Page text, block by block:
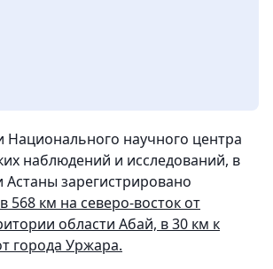
научного центра
наблюдений и исследований, в
Астаны зарегистрировано
в 568 км на северо-восток от
области Абай, в 30 км к
города Уржара.